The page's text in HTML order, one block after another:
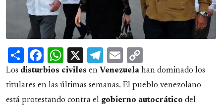
ShareFacebook
WhatsApp
X Telegram
Email
Link
Los disturbios civiles en Venezuela han dominado los
titulares en las últimas semanas. El pueblo venezolano
está protestando contra el gobierno autocrático del